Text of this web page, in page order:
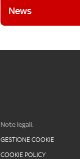
News
Note legali:
GESTIONE COOKIE
COOKIE POLICY